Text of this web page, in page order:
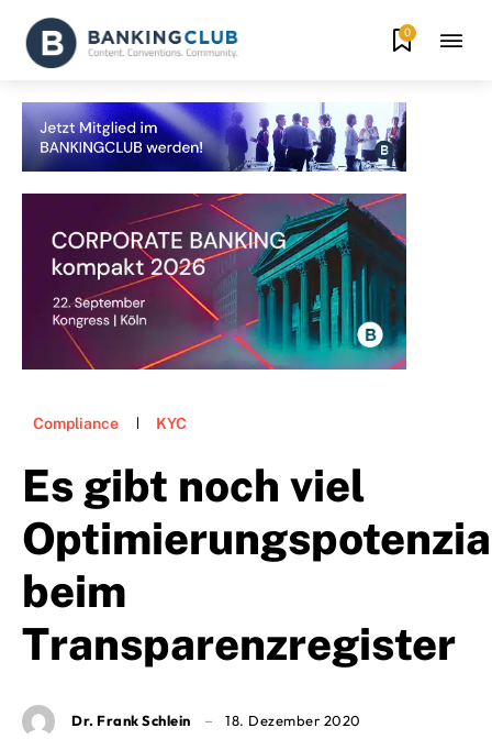
0
Compliance KYC
Es gibt noch viel
beim
Transparenzregister
Dr. Frank Schlein 18. Dezember 2020